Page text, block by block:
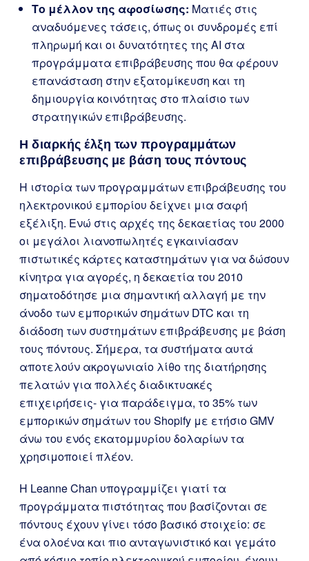
Το μέλλον της αφοσίωσης: Ματιές στις
αναδυόμενες τάσεις, όπως οι συνδρομές επί
πληρωμή και οι δυνατότητες της AI στα
προγράμματα επιβράβευσης που θα φέρουν
επανάσταση στην εξατομίκευση και τη
δημιουργία κοινότητας στο πλαίσιο των
στρατηγικών επιβράβευσης.
Η διαρκής έλξη των προγραμμάτων
επιβράβευσης με βάση τους πόντους
Η ιστορία των προγραμμάτων επιβράβευσης του
ηλεκτρονικού εμπορίου δείχνει μια σαφή
εξέλιξη. Ενώ στις αρχές της δεκαετίας του 2000
οι μεγάλοι λιανοπωλητές εγκαινίασαν
πιστωτικές κάρτες καταστημάτων για να δώσουν
κίνητρα για αγορές, η δεκαετία του 2010
σηματοδότησε μια σημαντική αλλαγή με την
άνοδο των εμπορικών σημάτων DTC και τη
διάδοση των συστημάτων επιβράβευσης με βάση
τους πόντους. Σήμερα, τα συστήματα αυτά
αποτελούν ακρογωνιαίο λίθο της διατήρησης
πελατών για πολλές διαδικτυακές
επιχειρήσεις- για παράδειγμα, το 35% των
εμπορικών σημάτων του Shopify με ετήσιο GMV
άνω του ενός εκατομμυρίου δολαρίων τα
χρησιμοποιεί πλέον.
Η Leanne Chan υπογραμμίζει γιατί τα
προγράμματα πιστότητας που βασίζονται σε
πόντους έχουν γίνει τόσο βασικό στοιχείο: σε
ένα ολοένα και πιο ανταγωνιστικό και γεμάτο